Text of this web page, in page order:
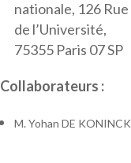
nationale, 126 Rue
de l’Université,
75355 Paris 07 SP
Collaborateurs :
M. Yohan DE KONINCK